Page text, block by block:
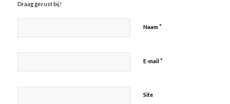
Draag gerust bij!
Naam*
E-mail *
Site